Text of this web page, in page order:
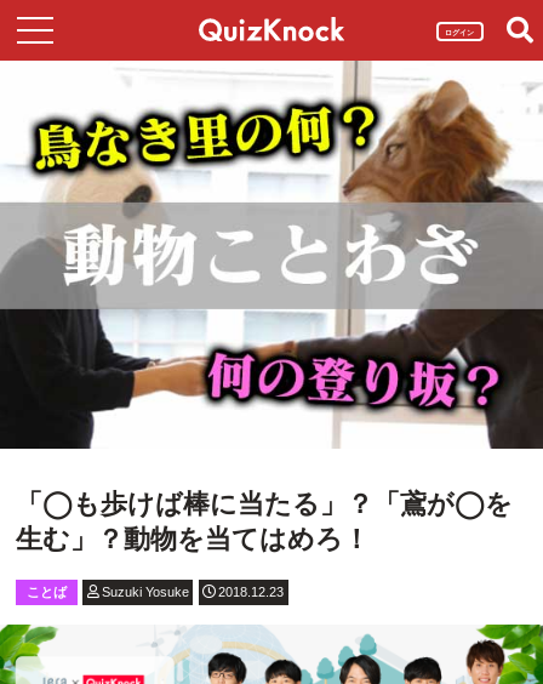
ログイン
「◯も歩けば棒に当たる」？「鳶が◯を
生む」？動物を当てはめろ！
ことば Suzuki Yosuke 2018.12.23